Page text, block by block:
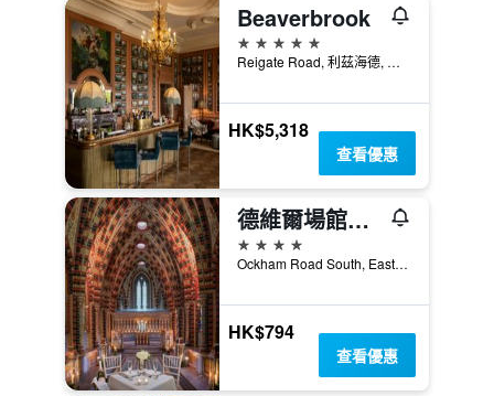
Beaverbrook
5星級
Reigate Road, 利茲海德, 英國
HK$5,318
查看優惠
德維爾場館霍斯利公園酒店
4星級
Ockham Road South, East Horsley, 利茲海德, 英國
HK$794
查看優惠